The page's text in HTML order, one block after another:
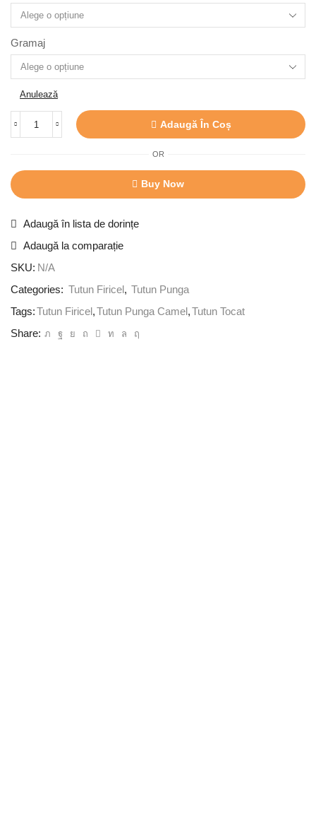
Gramaj
Anulează
Adaugă În Coș
OR
Buy Now
Adaugă în lista de dorințe
Adaugă la comparație
SKU: N/A
Categories: Tutun Firicel , Tutun Punga
Tags:Tutun Firicel ,Tutun Punga Camel ,Tutun Tocat
Share: